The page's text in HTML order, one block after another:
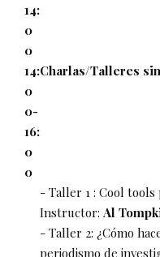
14:
0
0
14:
0
0-
16:
0
0
Charlas/Talleres
- Taller 1 : Cool tools
Instructor: Al
- Taller 2: ¿Cómo
periodismo de